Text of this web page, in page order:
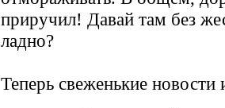
приручил! Давай там без
ладно?
Теперь свеженькие